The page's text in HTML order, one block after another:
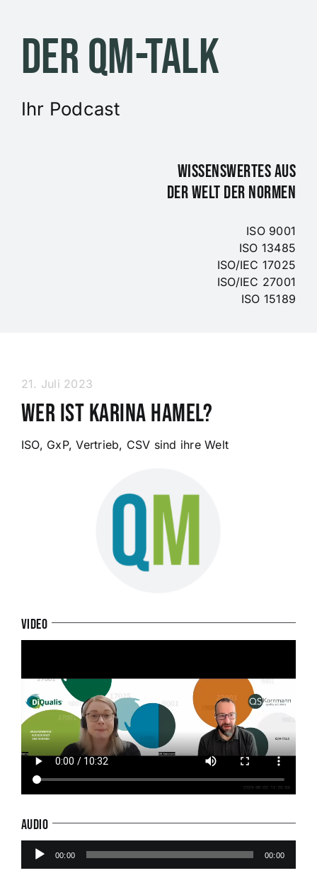
springenDer QM-Talk
Ihr Podcast
WISSENSWERTES AUS
DER WELT DER NORMEN
ISO 9001
ISO 13485
ISO/IEC 17025
ISO/IEC 27001
ISO 15189
21. Juli 2023
Wer ist Karina Hamel?
ISO, GxP, Vertrieb, CSV sind ihre Welt
Video
AUDIO
Audio- 00:00 00:00